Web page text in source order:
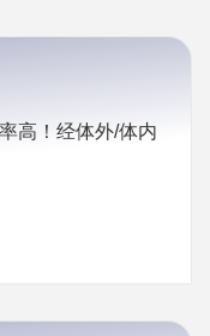
高！经体外/体内